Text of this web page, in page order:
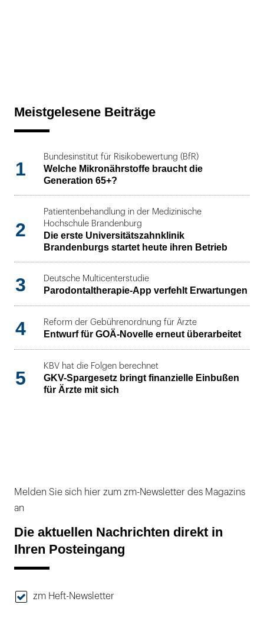
Meistgelesene Beiträge
1
Bundesinstitut für Risikobewertung (BfR)
Welche Mikronährstoffe braucht die
Generation 65+?
2
Patientenbehandlung in der Medizinische
Hochschule Brandenburg
Die erste Universitätszahnklinik
Brandenburgs startet heute ihren Betrieb
3 Deutsche Multicenterstudie
Parodontaltherapie-App verfehlt Erwartungen
4 Reform der Gebührenordnung für Ärzte
Entwurf für GOÄ-Novelle erneut überarbeitet
5
KBV hat die Folgen berechnet
GKV-Spargesetz bringt finanzielle Einbußen
für Ärzte mit sich
Melden Sie sich hier zum zm-Newsletter des Magazins
an
Die aktuellen Nachrichten direkt in
Ihren Posteingang
zm Heft-Newsletter